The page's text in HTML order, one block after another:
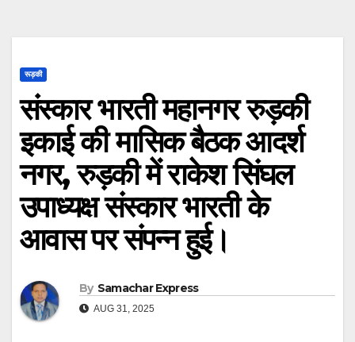
रूड़की
संस्कार भारती महानगर रुड़की
इकाई की मासिक बैठक आदर्श
नगर, रुड़की में राकेश सिंघल
उपाध्यक्ष संस्कार भारती के
आवास पर संपन्न हुई।
By Samachar Express
AUG 31, 2025